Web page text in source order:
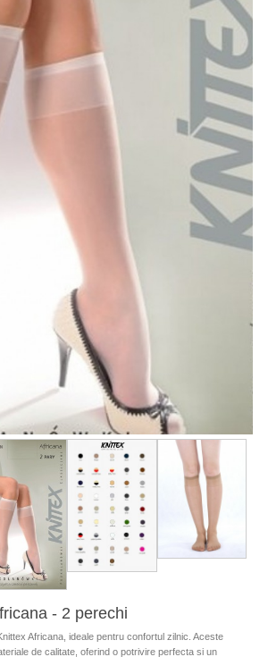
- 2 perechi
Africana, ideale pentru confortul zilnic. Aceste
de calitate, oferind o potrivire perfecta si un